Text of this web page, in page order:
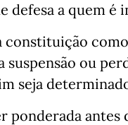
a quem é
constituição
ou
seja
ponderada